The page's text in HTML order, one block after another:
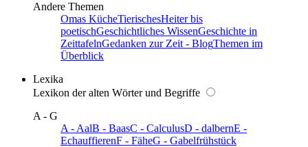
Andere Themen
Omas KücheTierischesHeiter bis
poetischGeschichtliches WissenGeschichte in
ZeittafelnGedanken zur Zeit - BlogThemen im
Überblick
Lexika
Lexikon der alten Wörter und Begriffe
A - G
A - AalB - BaasC - CalculusD - dalbernE -
EchauffierenF - FäheG - Gabelfrühstück